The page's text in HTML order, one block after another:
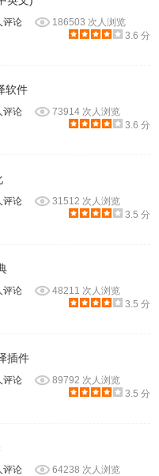
评论
186503 次人浏览
3.6 分
软件
评论
73914 次人浏览
3.6 分
评论
31512 次人浏览
3.5 分
评论
48211 次人浏览
3.5 分
插件
评论
89792 次人浏览
3.5 分
评论
64238 次人浏览